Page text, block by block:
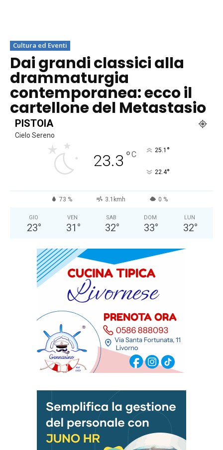
Cultura ed Eventi
Dai grandi classici alla
drammaturgia
contemporanea: ecco il
cartellone del Metastasio
PISTOIA
Cielo Sereno
23.3 °C 25.1 °
22.4°
73 % 3.1kmh 0 %
GIO
23°
VEN
31 °
SAB
32°
DOM
33°
LUN
32°